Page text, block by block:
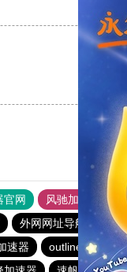
官网 风驰加速器
外网网址导航 软
速器 outline
永